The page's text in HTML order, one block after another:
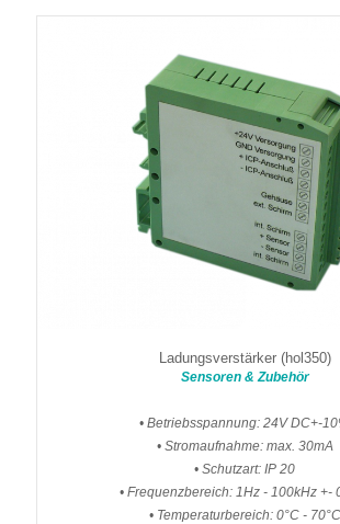
Ladungsverstärker (hol350)
Sensoren & Zubehör
• Betriebsspannung: 24V DC+-
• Stromaufnahme: max. 30mA
• Schutzart: IP 20
• Frequenzbereich: 1Hz - 100kHz +-
• Temperaturbereich: 0°C - 70°C